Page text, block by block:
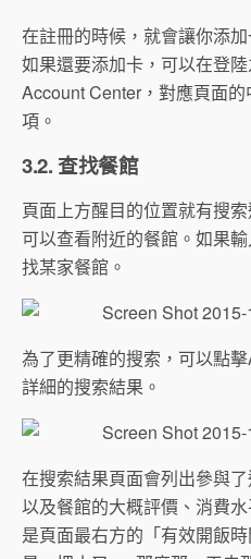
在註冊的時候，就會讓你添
如果還要添加卡，可以在登
Account Center，對應頁面
項。
3.2. 查找餐館
頁面上方醒目的位置就有搜
可以查看附近的餐館。如果
找某家餐館。
為了更精確的搜索，可以點
詳細的搜索結果。
在搜索結果頁面會列出參與
以及餐館的大概評價、消費
是頁面最右方的「有效開飯